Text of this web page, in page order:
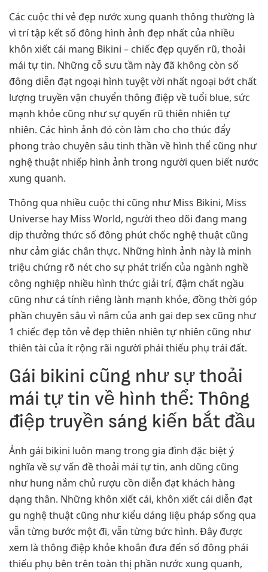
Các cuộc thi vẻ đẹp nước xung quanh thông thường là
vì trí tập kết số đông hình ảnh đẹp nhất của nhiều
khôn xiết cái mang Bikini – chiếc đẹp quyến rũ, thoải
mái tự tin. Những cỗ sưu tầm này đã không còn số
đông diễn đạt ngoại hình tuyệt vời nhất ngoại bớt chất
lượng truyền vận chuyển thông điệp về tuổi blue, sức
mạnh khỏe cũng như sự quyến rũ thiên nhiên tự
nhiên. Các hình ảnh đó còn làm cho cho thúc đẩy
phong trào chuyên sâu tinh thần về hình thể cũng như
nghệ thuật nhiếp hình ảnh trong người quen biết nước
xung quanh.
Thông qua nhiều cuộc thi cũng như Miss Bikini, Miss
Universe hay Miss World, người theo dõi đang mang
dịp thưởng thức số đông phút chốc nghệ thuật cũng
như cảm giác chân thực. Những hình ảnh này là minh
triệu chứng rõ nét cho sự phát triển của ngành nghề
công nghiệp nhiều hình thức giải trí, đậm chất ngầu
cũng như cá tính riêng lành mạnh khỏe, đồng thời góp
phần chuyên sâu vì nắm của anh gai dep sex cũng như
1 chiếc đẹp tôn vẻ đẹp thiên nhiên tự nhiên cũng như
thiên tài của ít rộng rãi người phái thiếu phụ trái đất.
Gái bikini cũng như sự thoải
mái tự tin về hình thể: Thông
điệp truyền sáng kiến bắt đầu
Ảnh gái bikini luôn mang trong gia đình đặc biệt ý
nghĩa về sự vấn đề thoải mái tự tin, anh dũng cũng
như hung nắm chủ rượu cồn diễn đạt khách hàng
dạng thân. Những khôn xiết cái, khôn xiết cái diễn đạt
gu nghệ thuật cũng như kiểu dáng liệu pháp sống qua
vẫn từng bước một đi, vẫn từng bức hình. Đây được
xem là thông điệp khỏe khoắn đưa đến số đông phái
thiếu phụ bên trên toàn thị phần nước xung quanh,